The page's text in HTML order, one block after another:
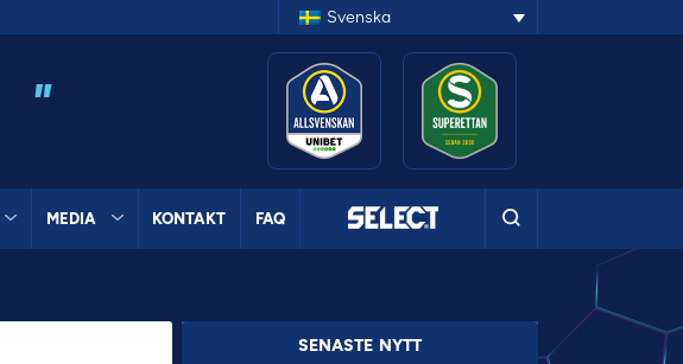
Svenska
"
MEDIA KONTAKT FAQ
SENASTE NYTT